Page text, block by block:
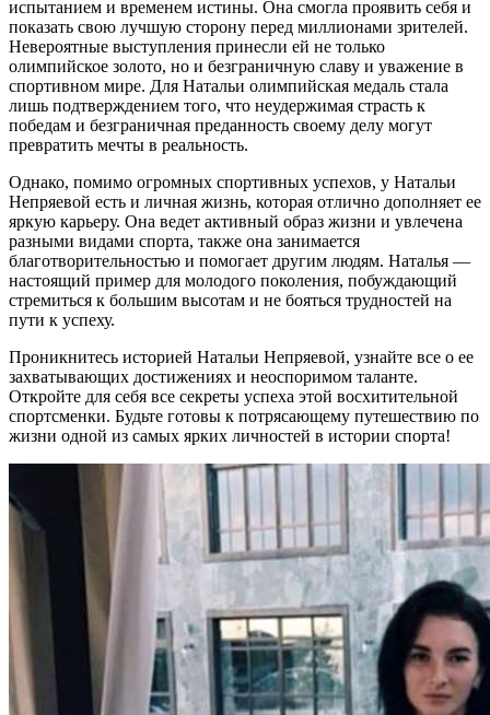
испытанием и временем истины. Она смогла проявить себя и
показать свою лучшую сторону перед миллионами зрителей.
Невероятные выступления принесли ей не только
олимпийское золото, но и безграничную славу и уважение в
спортивном мире. Для Натальи олимпийская медаль стала
лишь подтверждением того, что неудержимая страсть к
победам и безграничная преданность своему делу могут
превратить мечты в реальность.
Однако, помимо огромных спортивных успехов, у Натальи
Непряевой есть и личная жизнь, которая отлично дополняет ее
яркую карьеру. Она ведет активный образ жизни и увлечена
разными видами спорта, также она занимается
благотворительностью и помогает другим людям. Наталья —
настоящий пример для молодого поколения, побуждающий
стремиться к большим высотам и не бояться трудностей на
пути к успеху.
Проникнитесь историей Натальи Непряевой, узнайте все о ее
захватывающих достижениях и неоспоримом таланте.
Откройте для себя все секреты успеха этой восхитительной
спортсменки. Будьте готовы к потрясающему путешествию по
жизни одной из самых ярких личностей в истории спорта!